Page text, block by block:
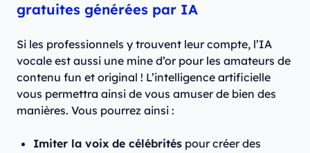
gratuites générées par IA
Si les professionnels y trouvent leur compte, l’IA
vocale est aussi une mine d’or pour les amateurs de
contenu fun et original ! L’intelligence artificielle
vous permettra ainsi de vous amuser de bien des
manières. Vous pourrez ainsi :
Imiter la voix de célébrités pour créer des